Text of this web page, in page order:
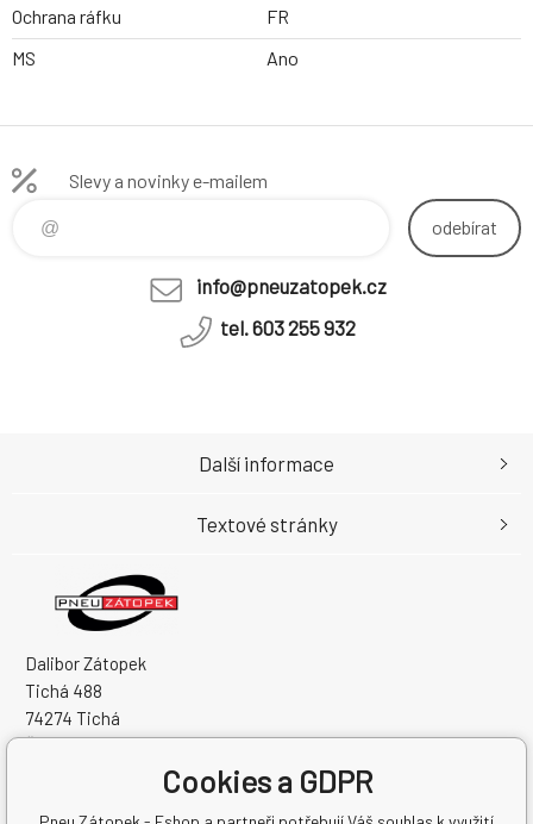
Ochrana ráfku
FR
MS
Ano
Slevy a novinky e-mailem
odebírat
info@pneuzatopek.cz
tel. 603 255 932
Dalibor Zátopek
Tichá 488
74274 Tichá
Česká Republika
DIČ: CZ7504094994
Další informace
Textové stránky
Cookies a GDPR